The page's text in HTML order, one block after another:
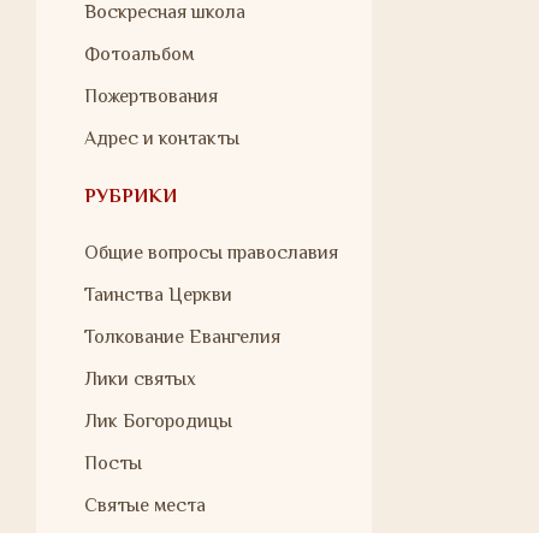
Воскресная школа
Фотоальбом
Пожертвования
Адрес и контакты
РУБРИКИ
Общие вопросы православия
Таинства Церкви
Толкование Евангелия
Лики святых
Лик Богородицы
Посты
Святые места